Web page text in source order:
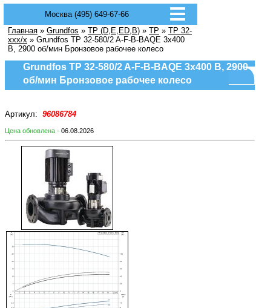
Москва (495) 649-67-66
Главная » Grundfos » TP (D,E,ED,B) » TP » TP 32-
xxx/x » Grundfos TP 32-580/2 A-F-B-BAQE 3x400
В, 2900 об/мин Бронзовое рабочее колесо
Grundfos TP 32-580/2 A-F-B-BAQE 3x400 В, 2900
об/мин Бронзовое рабочее колесо
Артикул: 96086784
Цена обновлена - 06.08.2026